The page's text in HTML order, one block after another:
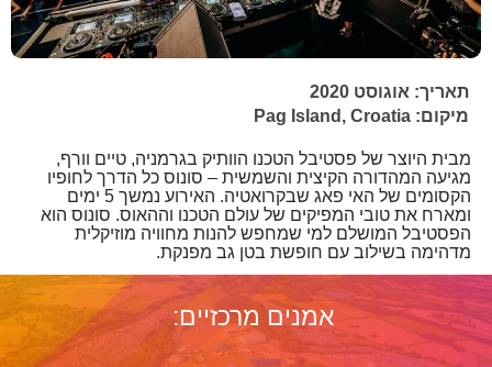
תאריך: אוגוסט 2020
מיקום: Pag Island, Croatia
מבית היוצר של פסטיבל הטכנו הוותיק בגרמניה, טיים וורף,
מגיעה המהדורה הקיצית והשמשית – סונוס כל הדרך לחופיו
הקסומים של האי פאג שבקרואטיה. האירוע נמשך 5 ימים
ומארח את טובי המפיקים של עולם הטכנו וההאוס. סונוס הוא
הפסטיבל המושלם למי שמחפש להנות מחוויה מוזיקלית
מדהימה בשילוב עם חופשת בטן גב מפנקת.
אמנים מרכזיים: